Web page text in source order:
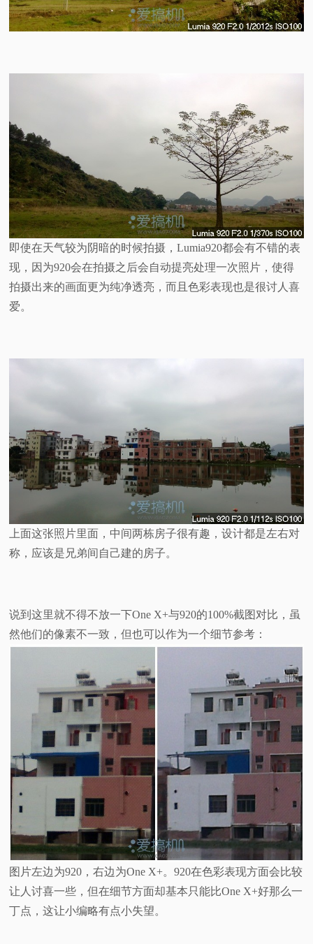
即使在天气较为阴暗的时候拍摄，Lumia920都会有不错的表
现，因为920会在拍摄之后会自动提亮处理一次照片，使得
拍摄出来的画面更为纯净透亮，而且色彩表现也是很讨人喜
爱。
上面这张照片里面，中间两栋房子很有趣，设计都是左右对
称，应该是兄弟间自己建的房子。
说到这里就不得不放一下One X+与920的100%截图对比，虽
然他们的像素不一致，但也可以作为一个细节参考：
图片左边为920，右边为One X+。920在色彩表现方面会比较
让人讨喜一些，但在细节方面却基本只能比One X+好那么一
丁点，这让小编略有点小失望。